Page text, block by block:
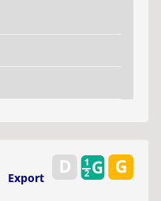
Export